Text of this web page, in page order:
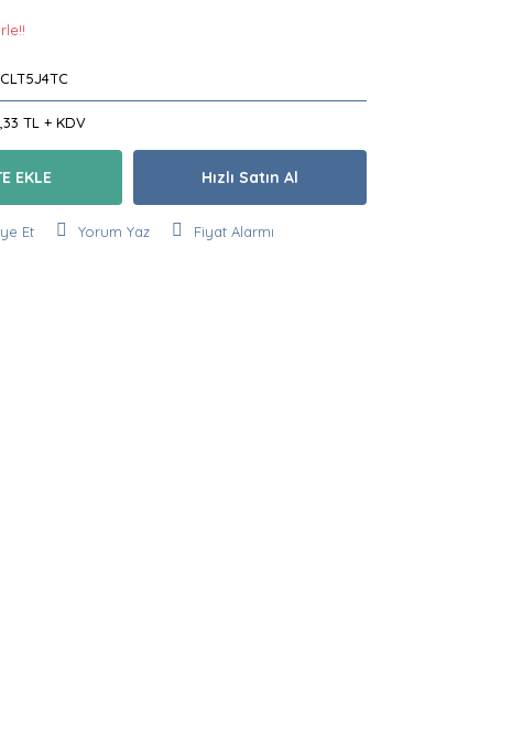
TL + KDV
EKLE Hızlı Satın Al
Et Yorum Yaz Fiyat Alarmı